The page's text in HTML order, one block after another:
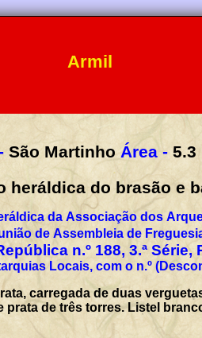
Armil
São Martinho Área - 5.3
heráldica do brasão e
da Associação dos
de Assembleia de
n.º 188, 3.ª Série,
Locais, com o n.º
carregada de duas
de três torres. Listel